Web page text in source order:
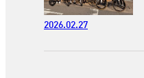
2026.02.27